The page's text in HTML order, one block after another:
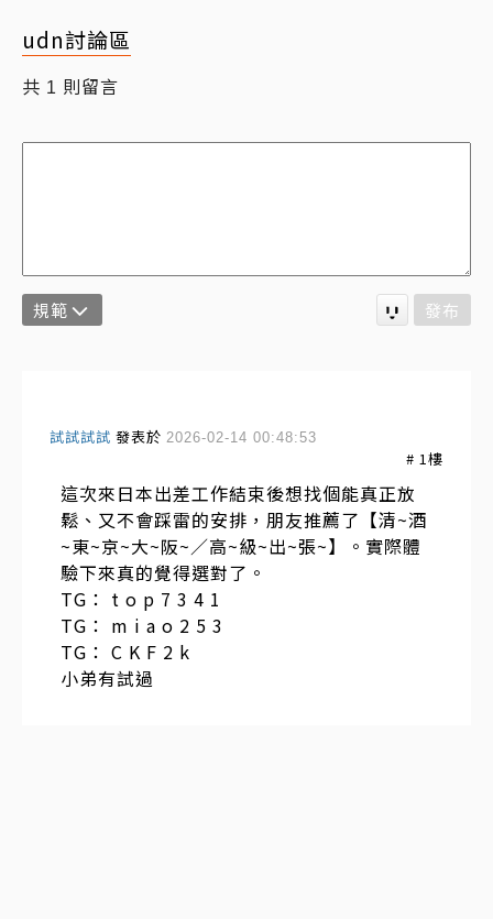
udn討論區
共 1 則留言
規範 發布
試試試試 發表於 2026-02-14 00:48:53
# 1樓
這次來日本出差工作結束後想找個能真正放
鬆、又不會踩雷的安排，朋友推薦了【清~酒
~東~京~大~阪~／高~級~出~張~】。實際體
驗下來真的覺得選對了。
TG： t o p 7 3 4 1
TG： m i a o 2 5 3
TG： C K F 2 k
小弟有試過